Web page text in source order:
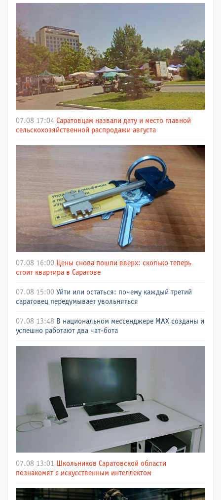
07.08 17:04 Саратовцам назвали дату и место главной
сельскохозяйственной распродажи августа
07.08 16:00 Цены снова пошли вверх: сколько теперь
стоит квартира в Саратове
07.08 15:00 Уйти или остаться: почему каждый третий
саратовец передумывает увольняться
07.08 13:48 В национальном мессенджере МАХ созданы и
успешно работают два чат-бота
07.08 13:01
Школьников Саратовской области
познакомят с искусственным интеллектом